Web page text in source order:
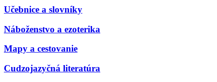
Učebnice a slovníky
Náboženstvo a ezoterika
Mapy a cestovanie
Cudzojazyčná literatúra